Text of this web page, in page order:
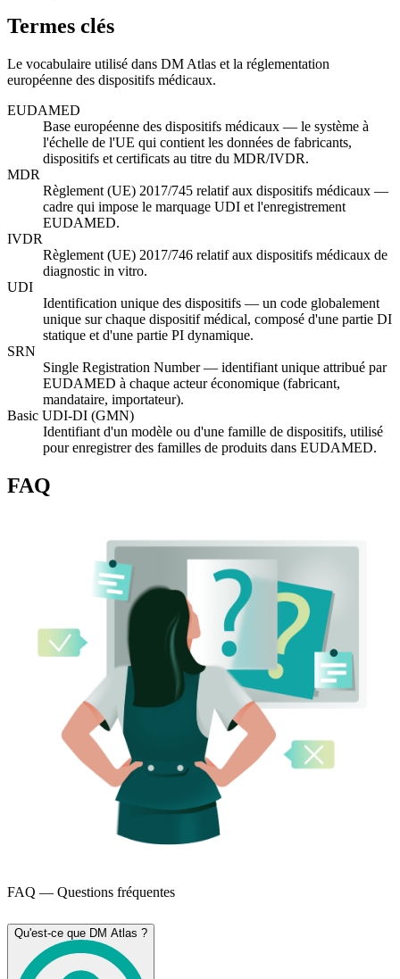
Termes clés
Le vocabulaire utilisé dans DM Atlas et la réglementation
européenne des dispositifs médicaux.
EUDAMED
Base européenne des dispositifs médicaux — le système à
l'échelle de l'UE qui contient les données de fabricants,
dispositifs et certificats au titre du MDR/IVDR.
MDR
Règlement (UE) 2017/745 relatif aux dispositifs médicaux —
cadre qui impose le marquage UDI et l'enregistrement
EUDAMED.
IVDR
Règlement (UE) 2017/746 relatif aux dispositifs médicaux de
diagnostic in vitro.
UDI
Identification unique des dispositifs — un code globalement
unique sur chaque dispositif médical, composé d'une partie DI
statique et d'une partie PI dynamique.
SRN
Single Registration Number — identifiant unique attribué par
EUDAMED à chaque acteur économique (fabricant,
mandataire, importateur).
Basic UDI-DI (GMN)
Identifiant d'un modèle ou d'une famille de dispositifs, utilisé
pour enregistrer des familles de produits dans EUDAMED.
FAQ
FAQ — Questions fréquentes
Qu'est-ce que DM Atlas ?